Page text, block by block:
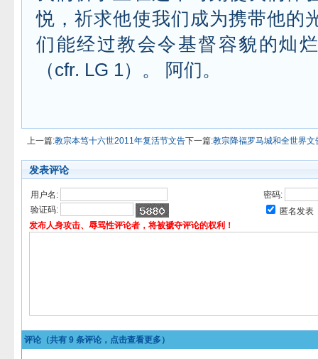
悦，祈求他使我们成为携带他的
们能经过教会令基督容貌的灿
（cfr. LG 1）。 阿们。
上一篇:教宗本笃十六世2011年复活节文告下一篇:教宗降福罗马城和全世界
发表评论
用户名:
密码:
验证码:
匿名发表
发布人身攻击、辱骂性评论者，将被褫夺评论的权利！
评论（共有 9 条评论，点击查看更多）